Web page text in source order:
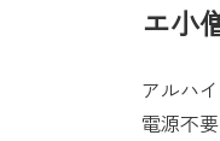
エ小
アルハ
電源不